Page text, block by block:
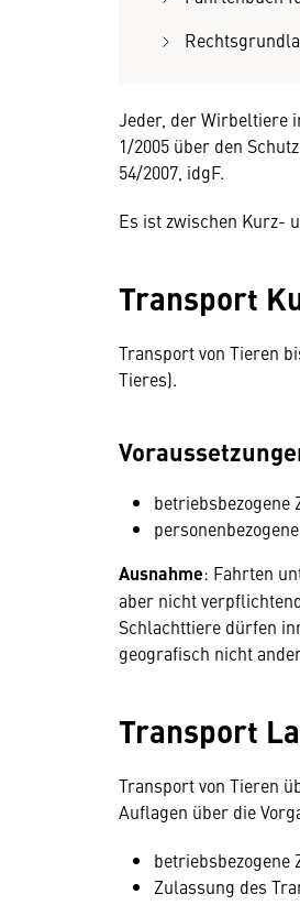
Jeder, der Wirbeltiere
1/2005 über den
54/2007, idgF.
Es ist zwischen Kurz-
Transport
Transport von Tieren
Tieres).
Ausnahme: Fahrten
aber nicht
Schlachttiere dürfen
geografisch nicht
Transport
Transport von Tieren
Auflagen über die
Zulassung des